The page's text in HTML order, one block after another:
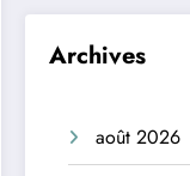
Archives
août 2026